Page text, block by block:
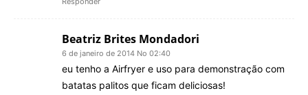
Beatriz Brites Mondadori
6 de janeiro de 2014 No 02:40
eu tenho a Airfryer e uso para demonstração com
batatas palitos que ficam deliciosas!